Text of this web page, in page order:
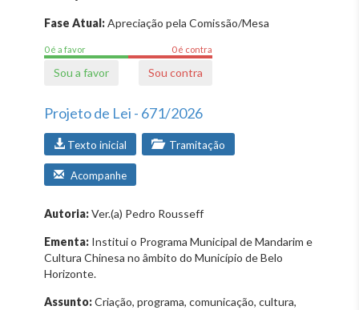
Fase Atual:Apreciação pela Comissão/Mesa
0 é a favor 0 é contra
Sou a favor Sou contra
Projeto de Lei - 671/2026
Texto inicial Tramitação
Acompanhe
Autoria:Ver.(a) Pedro Rousseff
Ementa: Institui o Programa Municipal de Mandarim e
Cultura Chinesa no âmbito do Município de Belo
Horizonte.
Assunto:Criação, programa, comunicação, cultura,